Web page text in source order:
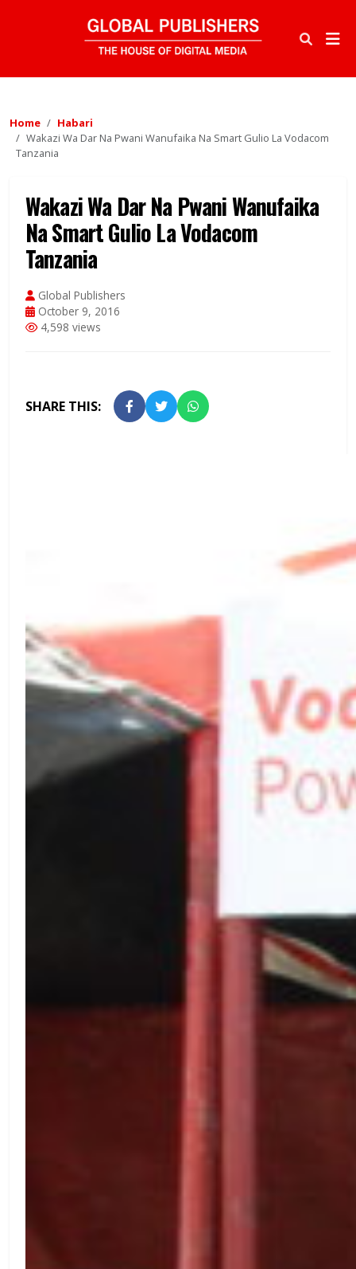
Home
Habari
Wakazi Wa Dar Na Pwani Wanufaika Na Smart Gulio La Vodacom
Tanzania
Wakazi Wa Dar Na Pwani Wanufaika
Na Smart Gulio La Vodacom
Tanzania
Global Publishers
October 9, 2016
4,598 views
SHARE THIS: